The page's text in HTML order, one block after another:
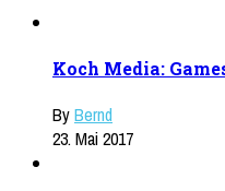
Koch Media:
ByBernd
23. Mai 2017